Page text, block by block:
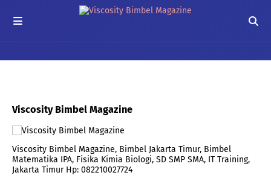
Viscosity Bimbel Magazine
Viscosity Bimbel Magazine, Bimbel Jakarta Timur, Bimbel
Matematika IPA, Fisika Kimia Biologi, SD SMP SMA, IT Training,
Jakarta Timur Hp: 082210027724